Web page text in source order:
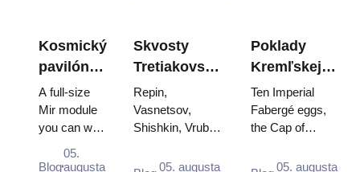
Kosmický
pavilón
na
VDNKh:
Najväčšia
vesmírna
A full-size
Mir module
you can walk
Energia–
Blog
05.
augusta
Skvosty
Tretiakovskej
galérie:
Obrazy, ktoré
stoja za
Repin,
Vasnetsov,
Shishkin, Vrubel,
Surikov — the
05. augusta
Poklady
Kremľskej
zbrojnice:
Fabergého
vajcia, tróny
Ten Imperial
Fabergé eggs,
the Cap of
double throne of
05. augusta